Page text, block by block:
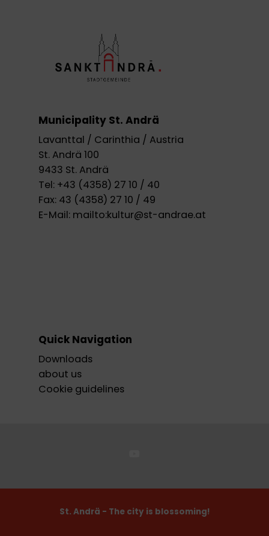
Municipality St. Andrä
Lavanttal / Carinthia / Austria
St. Andrä 100
9433 St. Andrä
Tel: +43 (4358) 27 10 / 40
Fax: 43 (4358) 27 10 / 49
E-Mail: mailto:kultur@st-andrae.at
Quick Navigation
Downloads
about us
Cookie guidelines
St. Andrä - The city is blossoming!